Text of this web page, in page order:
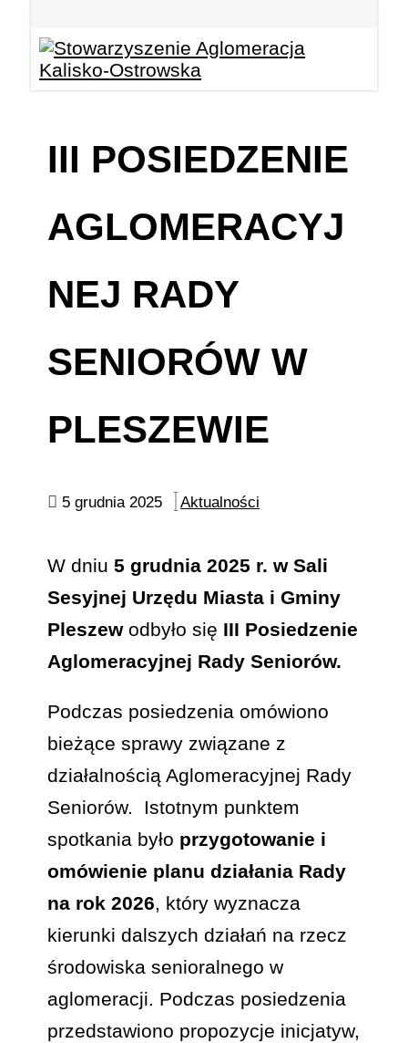
III POSIEDZENIE
AGLOMERACYJ
NEJ RADY
SENIORÓW W
PLESZEWIE
5 grudnia 2025 Aktualności
W dniu5 grudnia 2025 r. wSali
Sesyjnej Urzędu Miasta i Gminy
Pleszewodbyło się III Posiedzenie
Aglomeracyjnej Rady Seniorów.
Podczas posiedzenia omówiono
bieżące sprawy związane z
działalnością Aglomeracyjnej Rady
Seniorów. Istotnym punktem
spotkania było przygotowanie i
omówienie planu działania Rady
na rok 2026, który wyznacza
kierunki dalszych działań na rzecz
środowiska senioralnego w
aglomeracji. Podczas posiedzenia
przedstawiono propozycje inicjatyw,